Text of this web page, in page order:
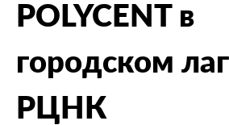
POLYCENT в
городском
РЦНК